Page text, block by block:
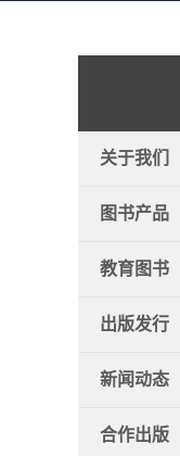
关于我们
图书产品
教育图书
出版发行
新闻动态
合作出版